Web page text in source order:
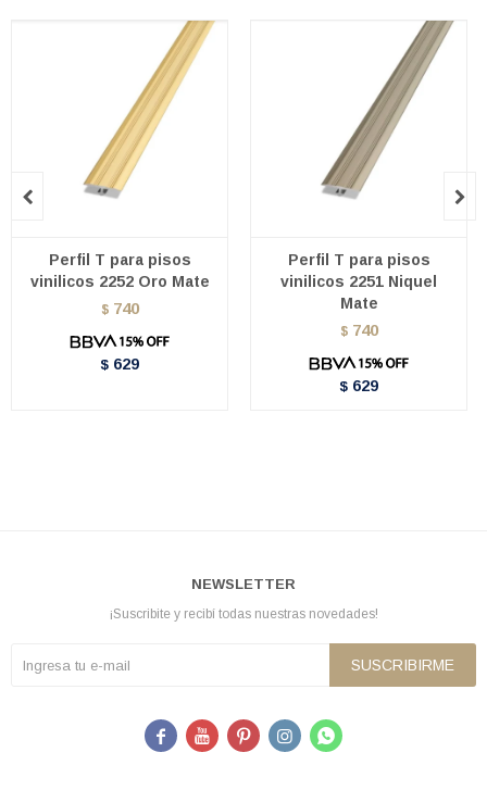
Perfil T para pisos
vinilicos 2252 Oro Mate
$ 740
$ 629
Perfil T para pisos
vinilicos 2251 Niquel
Mate
$ 740
$ 629
 
NEWSLETTER
¡Suscribite y recibí todas nuestras novedades!
SUSCRIBIRME
    